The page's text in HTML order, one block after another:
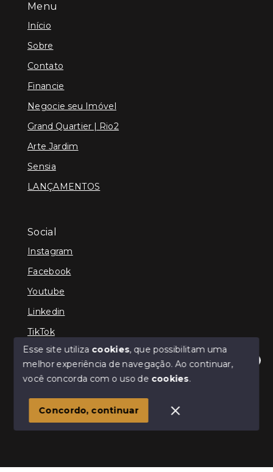
Olá! Estamos disponíveis para te ajudar.
Menu
Início
Sobre
Contato
Financie
Negocie seu Imóvel
Grand Quartier | Rio2
Arte Jardim
Sensia
LANÇAMENTOS
Social
Instagram
Facebook
Youtube
Linkedin
TikTok
© Copyright 2026 - TEFE IMÓVEIS - Todos os direitos
SITE PARA IMOBILIARIA
Esse site utiliza cookies, que possibilitam uma
melhor experiência de navegação.Ao continuar,
você concorda com o uso de cookies.
Concordo, continuar